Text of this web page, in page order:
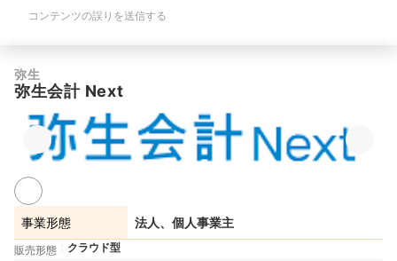
コンテンツの誤りを送信する
弥生
弥生会計 Next
事業形態 法人、個人事業主
販売形態 クラウド型